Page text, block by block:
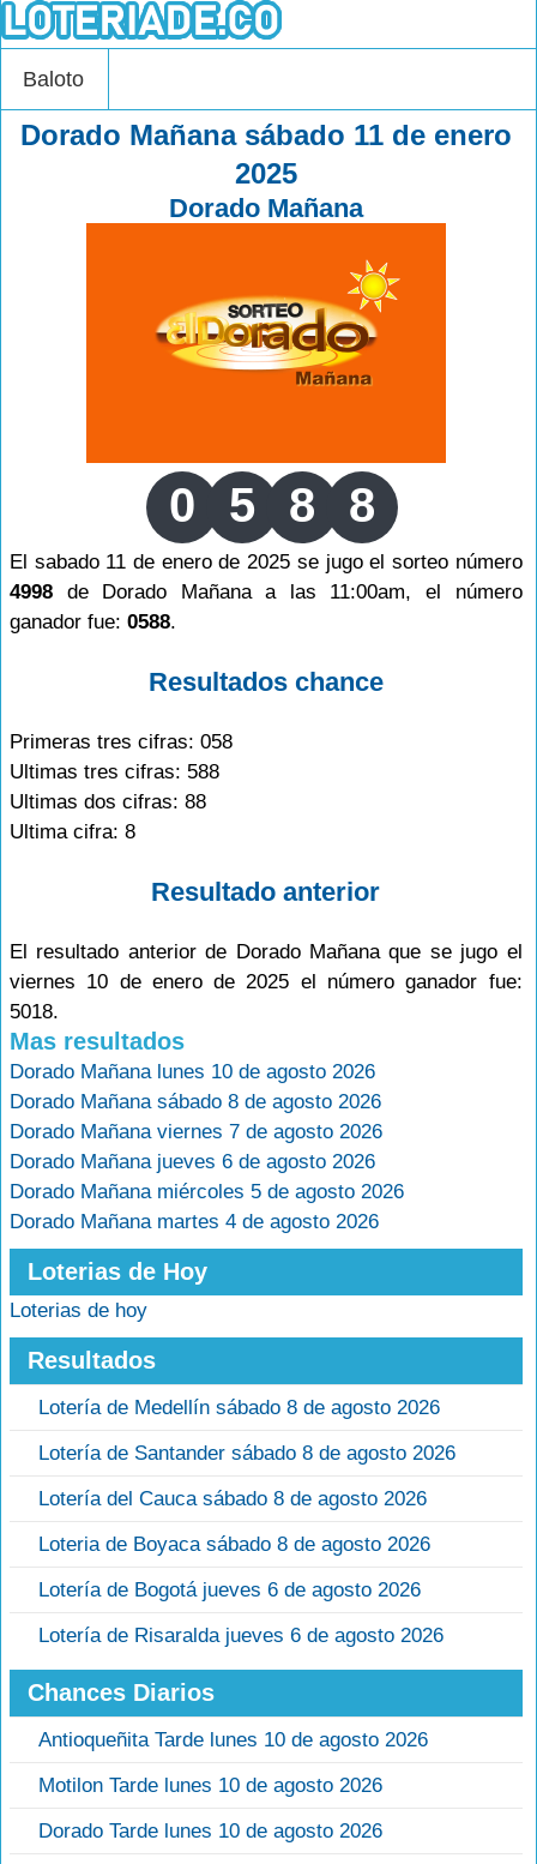
Baloto
Dorado Mañana sábado 11 de enero
2025
Dorado Mañana
0 5 8 8
El sabado 11 de enero de 2025 se jugo el sorteo número
4998 de Dorado Mañana a las 11:00am, el número
ganador fue: 0588.
Resultados chance
Primeras tres cifras: 058
Ultimas tres cifras: 588
Ultimas dos cifras: 88
Ultima cifra: 8
Resultado anterior
El resultado anterior de Dorado Mañana que se jugo el
viernes 10 de enero de 2025 el número ganador fue:
5018.
Mas resultados
Dorado Mañana lunes 10 de agosto 2026
Dorado Mañana sábado 8 de agosto 2026
Dorado Mañana viernes 7 de agosto 2026
Dorado Mañana jueves 6 de agosto 2026
Dorado Mañana miércoles 5 de agosto 2026
Dorado Mañana martes 4 de agosto 2026
Loterias de Hoy
Loterias de hoy
Resultados
Lotería de Medellín sábado 8 de agosto 2026
Lotería de Santander sábado 8 de agosto 2026
Lotería del Cauca sábado 8 de agosto 2026
Loteria de Boyaca sábado 8 de agosto 2026
Lotería de Bogotá jueves 6 de agosto 2026
Lotería de Risaralda jueves 6 de agosto 2026
Chances Diarios
Antioqueñita Tarde lunes 10 de agosto 2026
Motilon Tarde lunes 10 de agosto 2026
Dorado Tarde lunes 10 de agosto 2026